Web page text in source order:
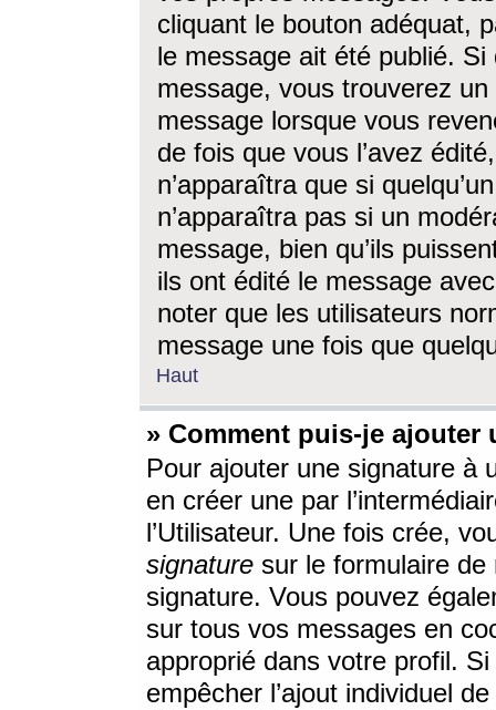
cliquant le bouton adéquat,
le message ait été publié. Si
message, vous trouverez
message lorsque vous
de fois que vous l’avez
n’apparaîtra que si
n’apparaîtra pas si un
message, bien qu’ils
ils ont édité le message
noter que les utilisateurs
message une fois que
Haut
» Comment puis-je ajouter
Pour ajouter une signature à
en créer une par
l’Utilisateur. Une fois crée,
signature sur le formulaire de
signature. Vous pouvez
sur tous vos messages en
approprié dans votre profil.
empêcher l’ajout individuel